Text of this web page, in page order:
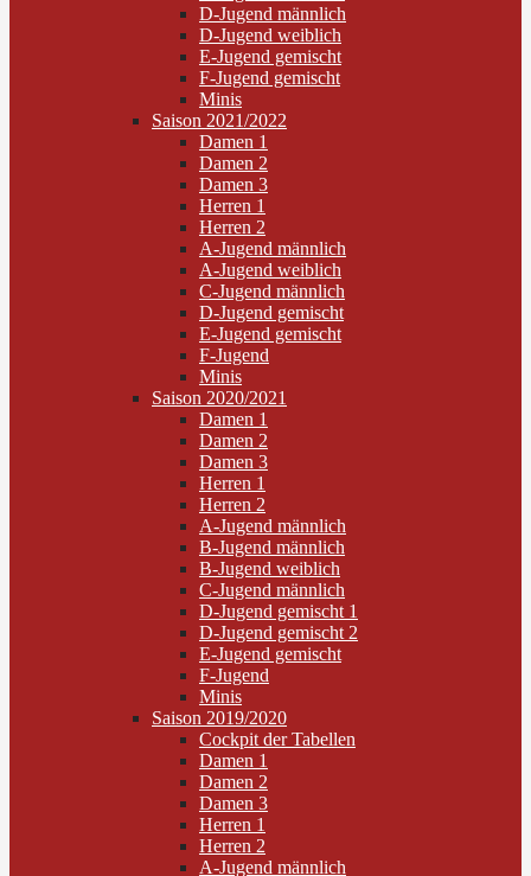
D-Jugend männlich
D-Jugend weiblich
E-Jugend gemischt
F-Jugend gemischt
Minis
Saison 2021/2022
Damen 1
Damen 2
Damen 3
Herren 1
Herren 2
A-Jugend männlich
A-Jugend weiblich
C-Jugend männlich
D-Jugend gemischt
E-Jugend gemischt
F-Jugend
Minis
Saison 2020/2021
Damen 1
Damen 2
Damen 3
Herren 1
Herren 2
A-Jugend männlich
B-Jugend männlich
B-Jugend weiblich
C-Jugend männlich
D-Jugend gemischt 1
D-Jugend gemischt 2
E-Jugend gemischt
F-Jugend
Minis
Saison 2019/2020
Cockpit der Tabellen
Damen 1
Damen 2
Damen 3
Herren 1
Herren 2
A-Jugend männlich